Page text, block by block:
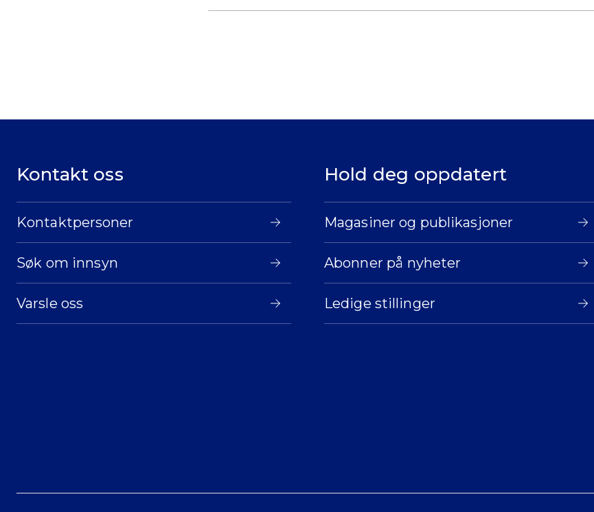
Kontakt oss
Kontaktpersoner
Søk om innsyn
Varsle oss
Hold deg oppdatert
Magasiner og publikasjoner
Abonner på nyheter
Ledige stillinger